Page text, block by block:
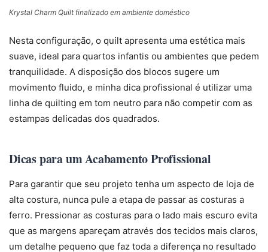
Krystal Charm Quilt finalizado em ambiente doméstico
Nesta configuração, o quilt apresenta uma estética mais
suave, ideal para quartos infantis ou ambientes que pedem
tranquilidade. A disposição dos blocos sugere um
movimento fluido, e minha dica profissional é utilizar uma
linha de quilting em tom neutro para não competir com as
estampas delicadas dos quadrados.
Dicas para um Acabamento Profissional
Para garantir que seu projeto tenha um aspecto de loja de
alta costura, nunca pule a etapa de passar as costuras a
ferro. Pressionar as costuras para o lado mais escuro evita
que as margens apareçam através dos tecidos mais claros,
um detalhe pequeno que faz toda a diferença no resultado